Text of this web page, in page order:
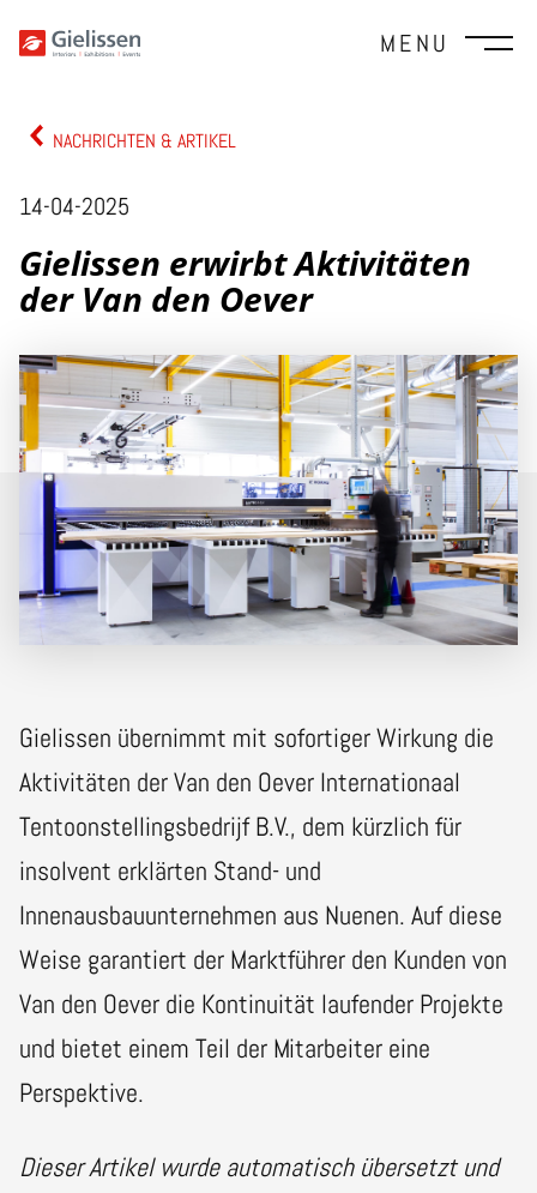
MENU
NACHRICHTEN & ARTIKEL
14-04-2025
Gielissen erwirbt Aktivitäten
der Van den Oever
Gielissen übernimmt mit sofortiger Wirkung die
Aktivitäten der Van den Oever Internationaal
Tentoonstellingsbedrijf B.V., dem kürzlich für
insolvent erklärten Stand- und
Innenausbauunternehmen aus Nuenen. Auf diese
Weise garantiert der Marktführer den Kunden von
Van den Oever die Kontinuität laufender Projekte
und bietet einem Teil der Mitarbeiter eine
Perspektive.
Dieser Artikel wurde automatisch übersetzt und